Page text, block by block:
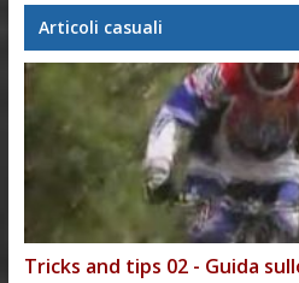
Articoli casuali
Tricks and tips 02 - Guida